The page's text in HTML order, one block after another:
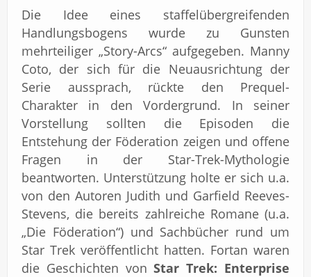
Die Idee eines staffelübergreifenden
Handlungsbogens wurde zu Gunsten
mehrteiliger „Story-Arcs“ aufgegeben. Manny
Coto, der sich für die Neuausrichtung der
Serie aussprach, rückte den Prequel-
Charakter in den Vordergrund. In seiner
Vorstellung sollten die Episoden die
Entstehung der Föderation zeigen und offene
Fragen in der Star-Trek-Mythologie
beantworten. Unterstützung holte er sich u.a.
von den Autoren Judith und Garfield Reeves-
Stevens, die bereits zahlreiche Romane (u.a.
„Die Föderation“) und Sachbücher rund um
Star Trek veröffentlicht hatten. Fortan waren
die Geschichten vonStar Trek: Enterprise